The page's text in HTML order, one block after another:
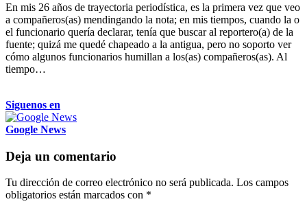
En mis 26 años de trayectoria periodística, es la primera vez que veo
a compañeros(as) mendingando la nota; en mis tiempos, cuando la o
el funcionario quería declarar, tenía que buscar al reportero(a) de la
fuente; quizá me quedé chapeado a la antigua, pero no soporto ver
cómo algunos funcionarios humillan a los(as) compañeros(as). Al
tiempo…
Siguenos en
Google News
Deja un comentario
Tu dirección de correo electrónico no será publicada. Los campos
obligatorios están marcados con *